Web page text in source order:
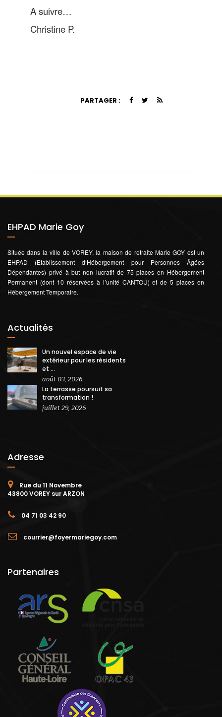
A suivre…
Christine P.
PARTAGER :
EHPAD Marie Goy
Située dans la ville de VOREY, la maison de retraite Marie GOY est un
EHPAD (Etablissement d‘Hébergement pour Personnes Âgées
Dépendantes) privé à but non lucratif de 75 places en Hébergement
Permanent (dont 10 réservées à l’unité CANTOU) et de 5 places en
Hébergement Temporaire.
Actualités
Un nouvel espace de vie
extérieur pour les résidents
et ...
août 03, 2026
La terrasse poursuit sa
transformation !
juillet 29, 2026
Adresse
Rue du 11 Novembre
43800 VOREY sur ARZON
04 71 03 42 90
courrier@foyermariegoy.com
Partenaires